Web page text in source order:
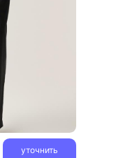
уточнить